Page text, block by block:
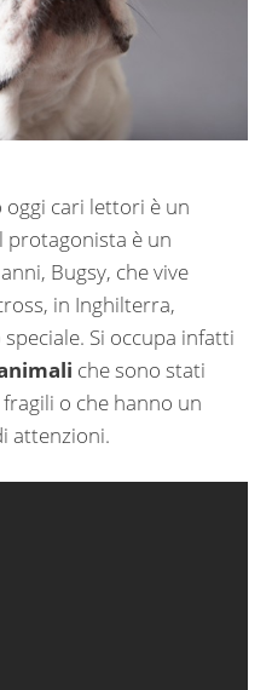
cari lettori è un
protagonista è un
Bugsy, che vive
in Inghilterra,
Si occupa infatti
che sono stati
o che hanno un
attenzioni.